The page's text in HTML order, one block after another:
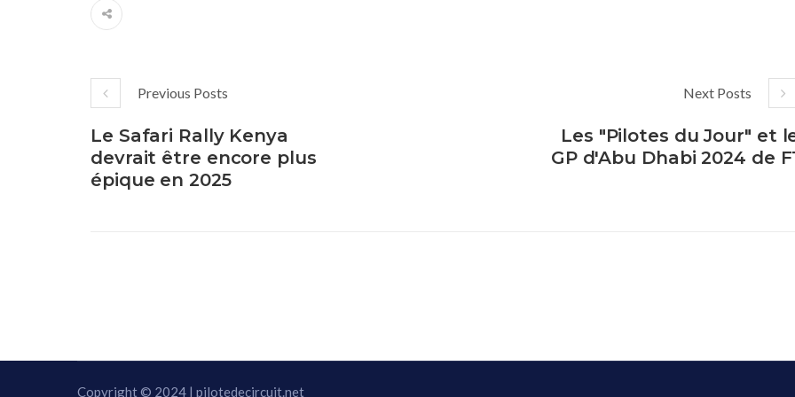
Previous Posts
Le Safari Rally Kenya
devrait être encore plus
épique en 2025
Next Posts
Les "Pilotes du Jour" et
GP d'Abu Dhabi 2024 de
Copyright © 2024 | pilotedecircuit.net